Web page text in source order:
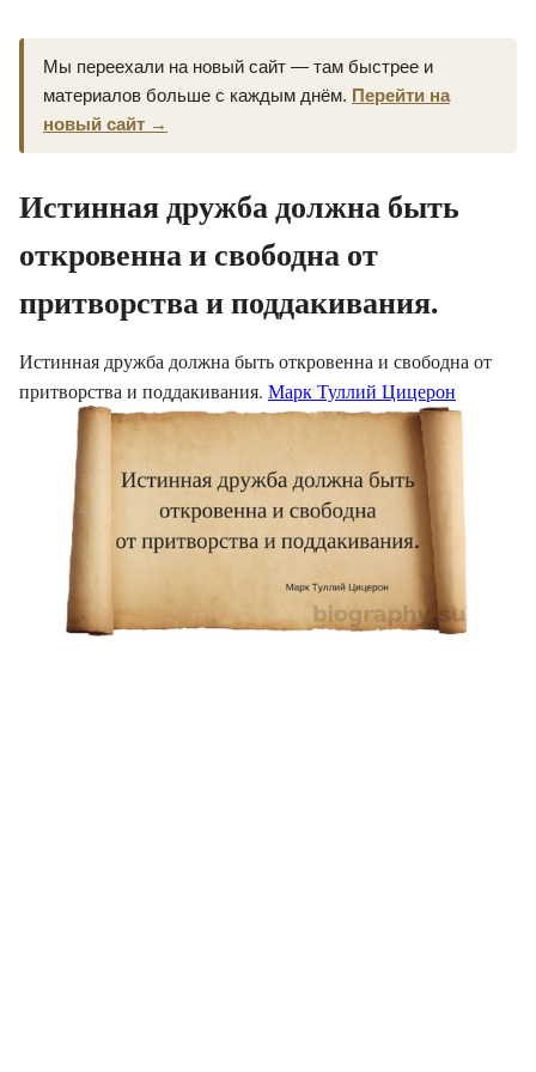
Мы переехали на новый сайт — там быстрее и
материалов больше с каждым днём. Перейти на
новый сайт →
Истинная дружба должна быть
откровенна и свободна от
притворства и поддакивания.
Истинная дружба должна быть откровенна и свободна от
притворства и поддакивания. Марк Туллий Цицерон